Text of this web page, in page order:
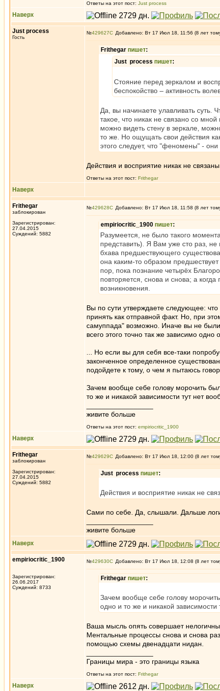
Ответы на этот пост: Just process
Наверх
Just process
Гость
№429627 Добавлено: Вт 17 Июл 18, 11:56 (8 лет
Frithegar пишет:
Just process пишет:
Стояние перед зеркалом и
беспокойство – активность
Да, вы начинаете улавливать суть.
такое, что никак не связано со
можно видеть стену в зеркале,
то же. Но ощущать свои действия
этого следует, что "феномены" - они
Действия и восприятие никак не
Ответы на этот пост: Frithegar
Наверх
Frithegar
заблокирован
Зарегистрирован:
27.04.2015
Суждений: 5882
№429628 Добавлено: Вт 17 Июл 18, 11:58 (8 лет
empiriocritic_1900 пишет:
Разумеется, не было такого
представить). Я Вам уже сто раз,
бхава предшествующего
она каким-то образом
пор, пока познание четырёх
повторяется, снова и снова; а
возникновения.
Вы по сути утверждаете следующее:
принять как отправной факт. Но, при
самуппада" возможно. Иначе вы не
всего этого точно так же зависимо
... Но если вы для себя все-таки
законченное определенное
подойдете к тому, о чем я пытаюсь
Зачем вообще себе голову морочить
то же и никакой зависимости тут нет
живите больше
Ответы на этот пост: empiriocritic_1900
Наверх
Frithegar
заблокирован
Зарегистрирован:
27.04.2015
Суждений: 5882
№429629 Добавлено: Вт 17 Июл 18, 12:00 (8 лет
Just process пишет:
Действия и восприятие никак не
Сами по себе. Да, слышали. Дальше
живите больше
Наверх
empiriocritic_1900
Зарегистрирован:
26.06.2017
Суждений: 8733
№429630 Добавлено: Вт 17 Июл 18, 12:08 (8 лет
Frithegar пишет:
Зачем вообще себе голову
одно и то же и никакой зависимости
Ваша мысль опять совершает
Ментальные процессы снова и снова
помощью схемы двенадцати нидан.
Границы мира - это границы языка
Ответы на этот пост: Frithegar
Наверх